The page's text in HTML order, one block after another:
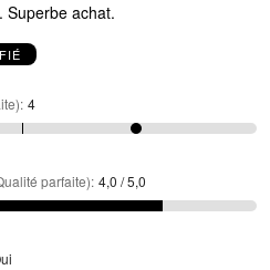
Superbe achat.
: 4
parfaite): 4,0 / 5,0